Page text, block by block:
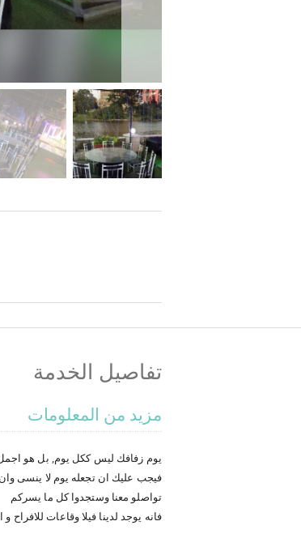
تفاصيل الخدمة
مزيد من المعلومات
يوم زفافك ليس ككل يوم, بل هو اجمل
فيجب عليك ان تجعله يوم لا ينسى
تواصلو معنا وستجدوا كل ما يسركم
فانه يوجد لدينا فيلا وقاعات للافراح و